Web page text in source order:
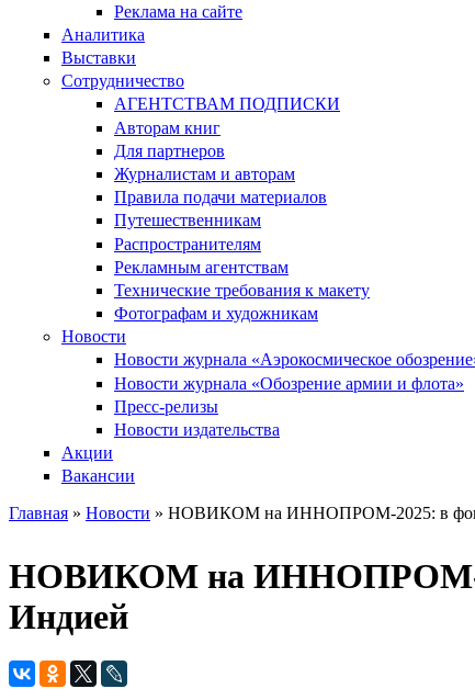
Реклама на сайте
Аналитика
Выставки
Сотрудничество
АГЕНТСТВАМ ПОДПИСКИ
Авторам книг
Для партнеров
Журналистам и авторам
Правила подачи материалов
Путешественникам
Распространителям
Рекламным агентствам
Технические требования к макету
Фотографам и художникам
Новости
Новости журнала «Аэрокосмическое
Новости журнала «Обозрение армии и флота»
Пресс-релизы
Новости издательства
Акции
Вакансии
Главная » Новости » НОВИКОМ на ИННОПРОМ-2025: в
НОВИКОМ на ИННОПРОМ-
Индией